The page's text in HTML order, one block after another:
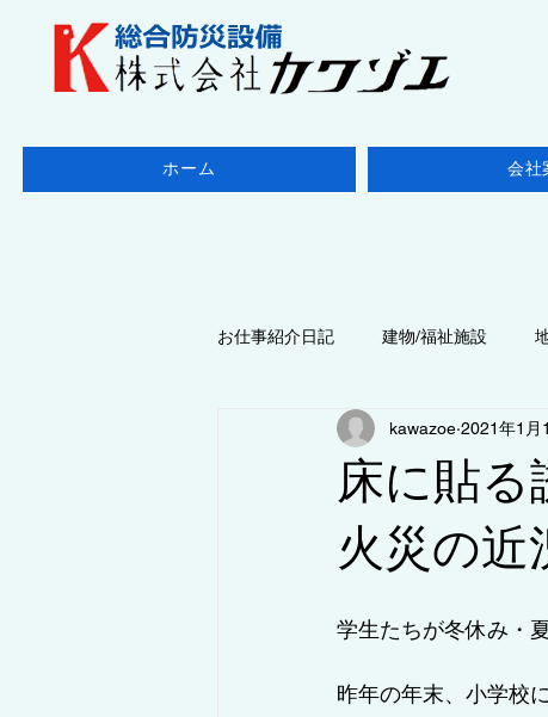
ホーム 会社
お仕事紹介日記 建物/福祉施設
地域/千葉県 ◆点検/防火設備点
◆点検/ 消防設備 地域/東京都
◇コラム/設備紹介・解説 ◇コ
床に貼
火災の近
kawazoe 2021年1月
学生たちが冬休み・
昨年の年末、小学校